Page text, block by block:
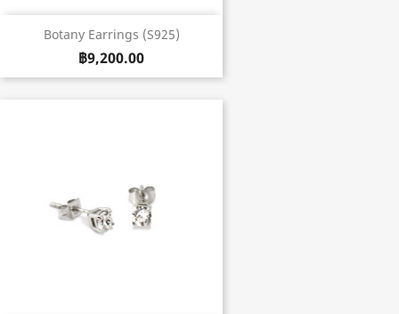
Botany Earrings (S925)
฿9,200.00